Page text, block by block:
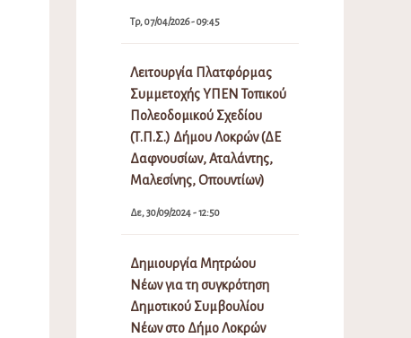
Τρ, 07/04/2026 - 09:45
Λειτουργία Πλατφόρμας
Συμμετοχής ΥΠΕΝ Τοπικού
Πολεοδομικού Σχεδίου
(Τ.Π.Σ.) Δήμου Λοκρών (ΔΕ
Δαφνουσίων, Αταλάντης,
Μαλεσίνης, Οπουντίων)
Δε, 30/09/2024 - 12:50
Δημιουργία Μητρώου
Νέων για τη συγκρότηση
Δημοτικού Συμβουλίου
Νέων στο Δήμο Λοκρών